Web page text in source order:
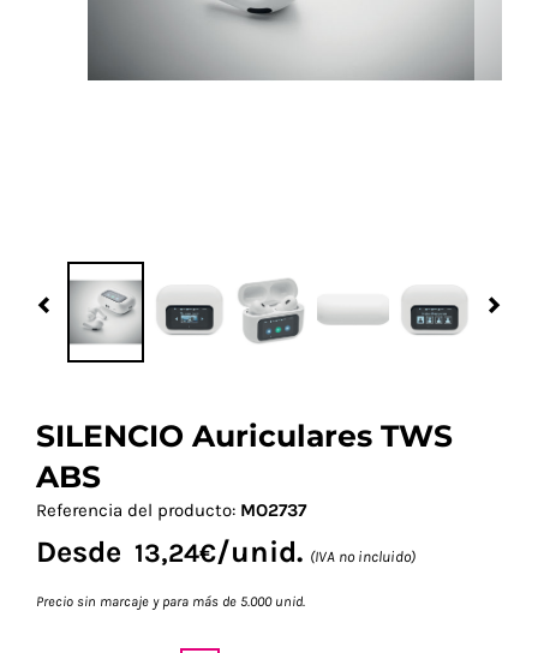
Más Regalos
Previous
SILENCIO Auriculares TWS
ABS
Referencia del producto: MO2737
Desde 13,24€/unid. (IVA no incluido)
Precio sin marcaje y para más de 5.000 unid.